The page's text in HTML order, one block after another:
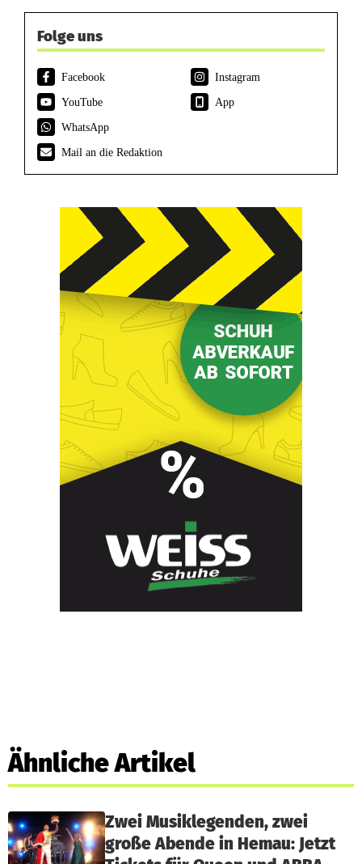
Folge uns
Facebook
Instagram
YouTube
App
WhatsApp
Mail an die Redaktion
Ähnliche Artikel
Zwei Musiklegenden, zwei
große Abende in Hemau: Jetzt